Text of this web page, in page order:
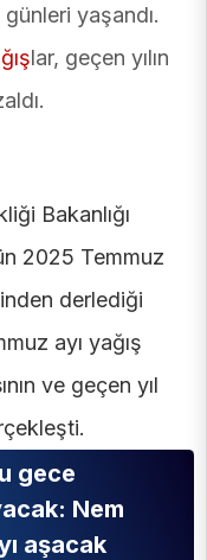
yaşandı.
lar, geçen yılın
Bakanlığı
2025 Temmuz
derlediği
ayı yağış
ve geçen yıl
gece
Nem
aşacak